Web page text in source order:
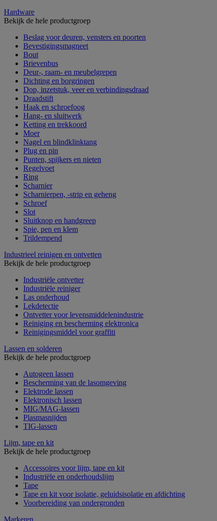
Hardware
Bekijk de hele productgroep
Beslag voor deuren, vensters en poorten
Bevestigingsmagneet
Bout
Brievenbus
Deur-, raam- en meubelgrepen
Dichting en borgringen
Dop, inzetstuk, veer en verbindingsdraad
Draadstift
Haak en schroefoog
Hang- en sluitwerk
Ketting en trekkoord
Moer
Nagel en blindklinktang
Plug en pin
Punten, spijkers en nieten
Regelvoet
Ring
Scharnier
Scharnierpen, -strip en geheng
Schroef
Slot
Sluitknop en handgreep
Spie, pen en klem
Trildempend
Industrieel reinigen en ontvetten
Bekijk de hele productgroep
Industriële ontvetter
Industriële reiniger
Las onderhoud
Lekdetectie
Ontvetter voor levensmiddelenindustrie
Reiniging en bescherming elektronica
Reinigingsmiddel voor graffiti
Lassen en solderen
Bekijk de hele productgroep
Autogeen lassen
Bescherming van de lasomgeving
Elektrode lassen
Elektronisch lassen
MIG/MAG-lassen
Plasmasnijden
TIG-lassen
Lijm, tape en kit
Bekijk de hele productgroep
Accessoires voor lijm, tape en kit
Industriële en onderhoudslijm
Tape
Tape en kit voor isolatie, geluidsisolatie en afdichting
Voorbereiding van ondergronden
Markeren